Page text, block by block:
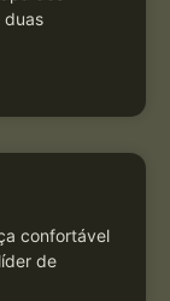
duas
confortável
de